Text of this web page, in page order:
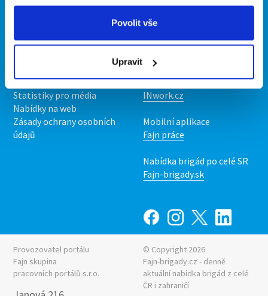
Povolit vše
Upravit
Kontakt
Upravit předvolby cookies
Statistiky pro média
Nabídky na web
Zásady ochrany osobních
údajů
Naše další projekty
Mobilní aplikace
Nabídka práce z celé ČR
INwork.cz
Mobilní aplikace
Fajn práce
Nabídka brigád po celé SR
Fajn-brigady.sk
Provozovatel portálu
Fajn skupina
pracovních portálů s.r.o.
© Copyright 2026
Fajn-brigady.cz - denně
aktuální nabídka brigád z celé
ČR i zahraničí